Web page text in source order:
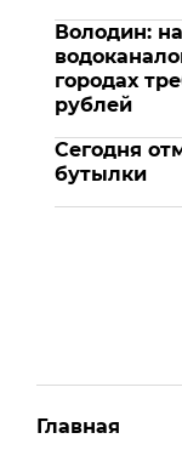
Володин:
городах
рублей
Сегодня
бутылки
Главная